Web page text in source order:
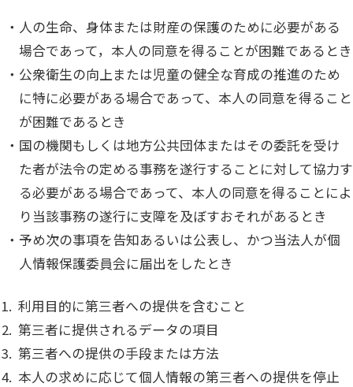
人の生命、身体または財産の保護のために必要がある
場合であって，本人の同意を得ることが困難であるとき
公衆衛生の向上または児童の健全な育成の推進のため
に特に必要がある場合であって、本人の同意を得ること
が困難であるとき
国の機関もしくは地方公共団体またはその委託を受け
た者が法令の定める事務を遂行することに対して協力す
る必要がある場合であって、本人の同意を得ることによ
り当該事務の遂行に支障を及ぼすおそれがあるとき
予め次の事項を告知あるいは公表し、かつ当法人が個
人情報保護委員会に届出をしたとき
利用目的に第三者への提供を含むこと
第三者に提供されるデータの項目
第三者への提供の手段または方法
本人の求めに応じて個人情報の第三者への提供を停止